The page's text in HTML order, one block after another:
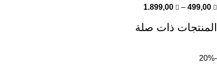
499,00
–
1.899,00
المنتجات ذات صلة
-20%